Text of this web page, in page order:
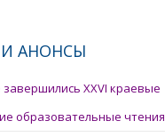
АНОНСЫ
завершились XXVI краевые
образовательные чтения